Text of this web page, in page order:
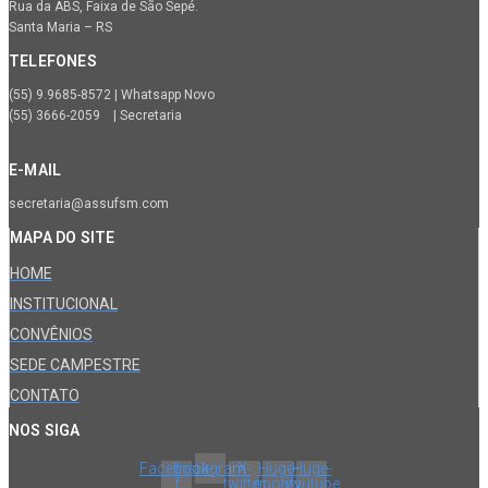
Rua da ABS, Faixa de São Sepé.
Santa Maria – RS
TELEFONES
(55) 9.9685-8572 | Whatsapp Novo
(55) 3666-2059 | Secretaria
E-MAIL
secretaria@assufsm.com
MAPA DO SITE
HOME
INSTITUCIONAL
CONVÊNIOS
SEDE CAMPESTRE
CONTATO
NOS SIGA
Facebook-
f
InstagramX-
twitter
Huge-
spotify
Huge-
youtube